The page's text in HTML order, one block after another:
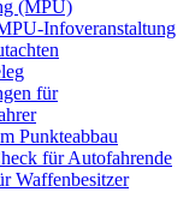
(MPU)
Infoveranstaltung
für
Punkteabbau
für Autofahrende
Waffenbesitzer